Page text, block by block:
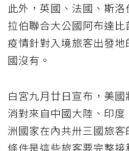
此外，英國、法國、斯
拉伯聯合大公國阿布達
疫情針對入境旅客出發
國沒有。
白宮九月廿日宣布，美
消對來自中國大陸、印
洲國家在內共卅三國旅客
條件是這些旅客要完整